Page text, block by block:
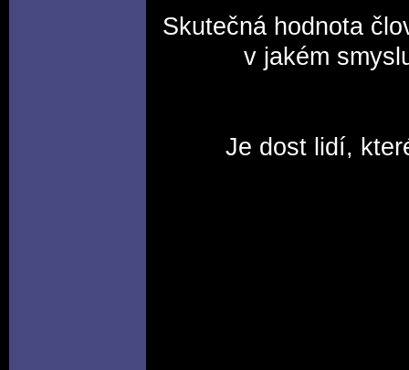
Skutečná hodnota
v jakém
Je dost lidí,